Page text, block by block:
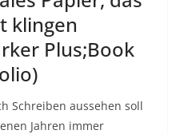
klingen
Plus;Book
Schreiben aussehen soll
Jahren immer